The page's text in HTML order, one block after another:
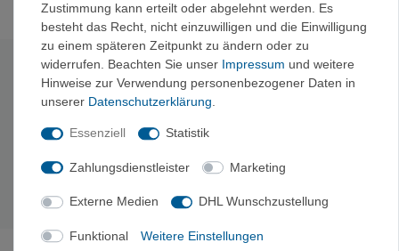
Technische Daten
Beinhaltet:2x Messer, 2x Gabel, 2x Löffel, 2x Silikonhalter
Packgröße:18.8 x 4.3 x 3.8 cm
Gewicht:
270 g
Zustimmung kann erteilt oder abgelehnt werden. Es
besteht das Recht, nicht einzuwilligen und die Einwilligung
zu einem späteren Zeitpunkt zu ändern oder zu
widerrufen. Beachten Sie unser Impressum und weitere
Hinweise zur Verwendung personenbezogener Daten in
unserer Daten­schutz­erklärung.
Essenziell Statistik
Zahlungsdienstleister Marketing
Externe Medien DHL Wunschzustellung
Funktional Weitere Einstellungen